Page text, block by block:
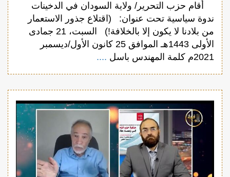
أقام حزب التحرير/ ولاية السودان في الدخينات
ندوة سياسية تحت عنوان: (اقتلاع جذور الاستعمار
من بلادنا لا يكون إلا بالخلافة!) السبت، 21 جمادى
الأولى 1443هـ الموافق 25 كانون الأول/ديسمبر
2021م كلمة المهندس باسل
....